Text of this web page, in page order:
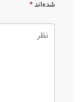
شده‌اند*